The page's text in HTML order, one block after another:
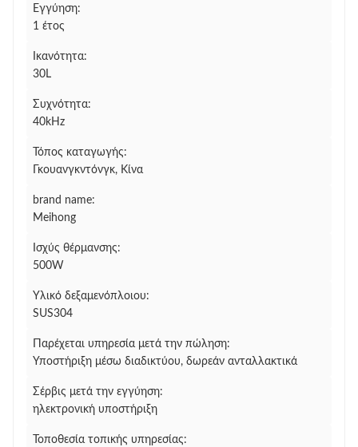
Εγγύηση:
1 έτος
Ικανότητα:
30L
Συχνότητα:
40kHz
Τόπος καταγωγής:
Γκουανγκντόνγκ, Κίνα
brand name:
Meihong
Ισχύς θέρμανσης:
500W
Υλικό δεξαμενόπλοιου:
SUS304
Παρέχεται υπηρεσία μετά την πώληση:
Υποστήριξη μέσω διαδικτύου, δωρεάν ανταλλακτικά
Σέρβις μετά την εγγύηση:
ηλεκτρονική υποστήριξη
Τοποθεσία τοπικής υπηρεσίας: